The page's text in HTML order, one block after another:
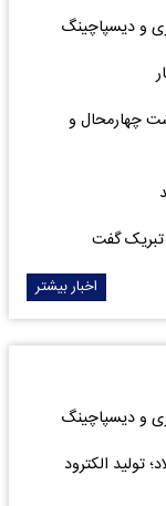
و دیسپاچینگ
چهارمحال و
تبریک گفت
اخبار بیشتر
و دیسپاچینگ
تولید الکترود